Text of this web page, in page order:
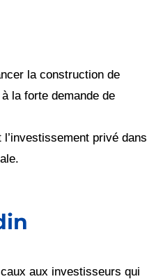
la construction de
la forte demande de
l’investissement privé dans
aux investisseurs qui